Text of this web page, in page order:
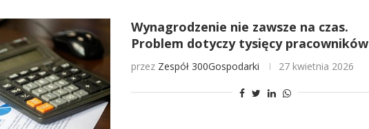
Wynagrodzenie nie zawsze na czas.
Problem dotyczy tysięcy pracowników
przez Zespół 300Gospodarki 27 kwietnia 2026